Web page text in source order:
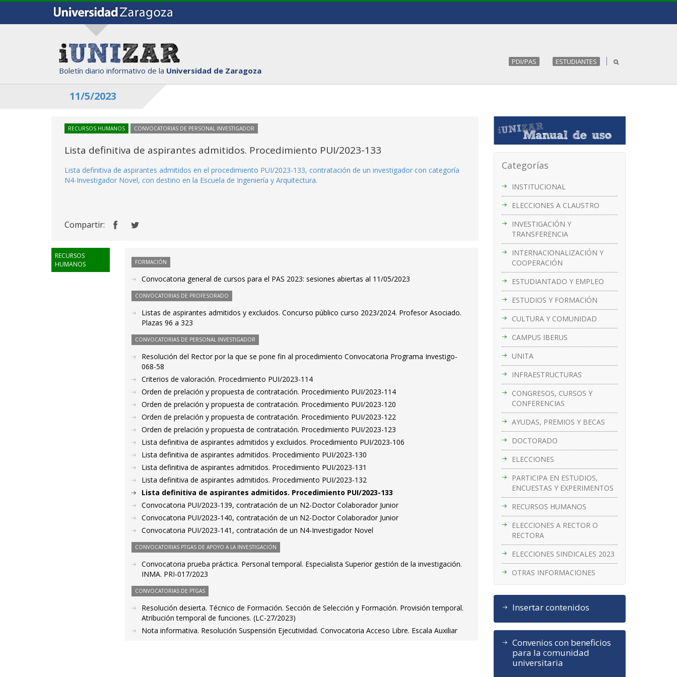
Boletín diario informativo de la Universidad de Zaragoza
PDI/PAS ESTUDIANTES
11/5/2023
Categorías
INSTITUCIONAL
ELECCIONES A CLAUSTRO
INVESTIGACIÓN Y
TRANSFERENCIA
INTERNACIONALIZACIÓN Y
COOPERACIÓN
ESTUDIANTADO Y EMPLEO
ESTUDIOS Y FORMACIÓN
CULTURA Y COMUNIDAD
CAMPUS IBERUS
UNITA
INFRAESTRUCTURAS
CONGRESOS, CURSOS Y
CONFERENCIAS
AYUDAS, PREMIOS Y BECAS
DOCTORADO
ELECCIONES
PARTICIPA EN ESTUDIOS,
ENCUESTAS Y EXPERIMENTOS
RECURSOS HUMANOS
ELECCIONES A RECTOR O
RECTORA
ELECCIONES SINDICALES 2023
OTRAS INFORMACIONES
Insertar contenidos
Convenios con beneficios
para la comunidad
universitaria
RECURSOS HUMANOS CONVOCATORIAS DE PERSONAL INVESTIGADOR
Lista definitiva de aspirantes admitidos. Procedimiento PUI/2023-133
Lista definitiva de aspirantes admitidos en el procedimiento PUI/2023-133, contratación de un investigador con categoría
N4-Investigador Novel, con destino en la Escuela de Ingeniería y Arquitectura.
Compartir:
RECURSOS
HUMANOS
FORMACIÓN
Convocatoria general de cursos para el PAS 2023: sesiones abiertas al 11/05/2023
CONVOCATORIAS DE PROFESORADO
Listas de aspirantes admitidos y excluidos. Concurso público curso 2023/2024. Profesor Asociado.
Plazas 96 a 323
CONVOCATORIAS DE PERSONAL INVESTIGADOR
Resolución del Rector por la que se pone fin al procedimiento Convocatoria Programa Investigo-
068-58
Criterios de valoración. Procedimiento PUI/2023-114
Orden de prelación y propuesta de contratación. Procedimiento PUI/2023-114
Orden de prelación y propuesta de contratación. Procedimiento PUI/2023-120
Orden de prelación y propuesta de contratación. Procedimiento PUI/2023-122
Orden de prelación y propuesta de contratación. Procedimiento PUI/2023-123
Lista definitiva de aspirantes admitidos y excluidos. Procedimiento PUI/2023-106
Lista definitiva de aspirantes admitidos. Procedimiento PUI/2023-130
Lista definitiva de aspirantes admitidos. Procedimiento PUI/2023-131
Lista definitiva de aspirantes admitidos. Procedimiento PUI/2023-132
Lista definitiva de aspirantes admitidos. Procedimiento PUI/2023-133
Convocatoria PUI/2023-139, contratación de un N2-Doctor Colaborador Junior
Convocatoria PUI/2023-140, contratación de un N2-Doctor Colaborador Junior
Convocatoria PUI/2023-141, contratación de un N4-Investigador Novel
CONVOCATORIAS PTGAS DE APOYO A LA INVESTIGACIÓN
Convocatoria prueba práctica. Personal temporal. Especialista Superior gestión de la investigación.
INMA. PRI-017/2023
CONVOCATORIAS DE PTGAS
Resolución desierta. Técnico de Formación. Sección de Selección y Formación. Provisión temporal.
Atribución temporal de funciones. (LC-27/2023)
Nota informativa. Resolución Suspensión Ejecutividad. Convocatoria Acceso Libre. Escala Auxiliar